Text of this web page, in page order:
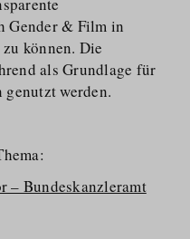
Gender & Film in
können. Die
als Grundlage für
werden.
– Bundeskanzleramt